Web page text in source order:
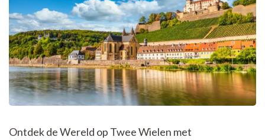
Ontdek de Wereld op Twee Wielen met